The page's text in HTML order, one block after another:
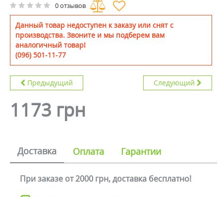
0 отзывов
Данный товар недоступен к заказу или снят с
производства. Звоните и мы подберем вам
аналогичный товар!
(096) 501-11-77
Предыдущий Следующий
1173 грн
Доставка Оплата Гарантии
При заказе от 2000 грн, доставка бесплатно!